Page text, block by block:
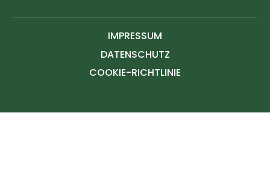
IMPRESSUM
DATENSCHUTZ
COOKIE-RICHTLINIE